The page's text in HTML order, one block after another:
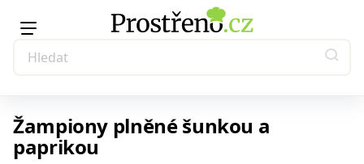
Žampiony plněné šunkou a
paprikou